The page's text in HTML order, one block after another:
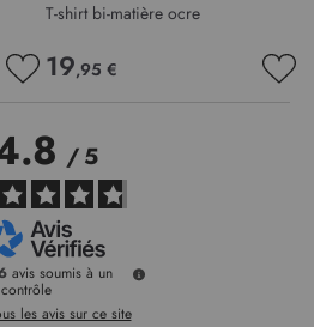
MA
LISTE
D’ENVIE
T-shirt bi-matière ocre
19,95 €
/5
avis soumis à un
contrôle
les avis sur ce site